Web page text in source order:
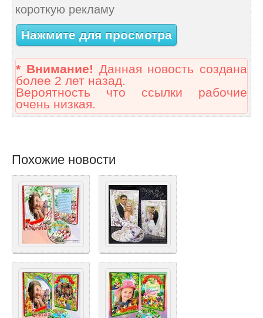
короткую рекламу
Нажмите для просмотра
* Внимание! Данная новость создана
более 2 лет назад.
Вероятность что ссылки рабочие
очень низкая.
Похожие новости